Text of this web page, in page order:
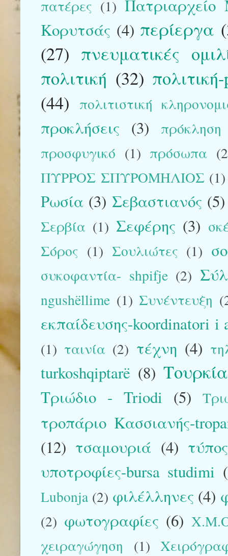
πατέρες (1) Πατριαρχείο
Κορυτσάς (4) περίεργα
(27) πνευματικές
πολιτική (32)
(44) πολιτιστική
προκλήσεις (3)
πρόκληση
προσφυγικό (1) πρόσωπα
ΠΥΡΡΟΣ ΣΠΥΡΟΜΗΛΙΟΣ (1)
Ρωσία (3) Σεβαστιανός (5)
Σερβία (1) Σεφέρης (3)
Σόρος (1) Σουλιώτες (1)
συκοφαντία- shpifje (2)
ngushëllime (1) Συνέντευξη
εκπαίδευσης-koordinatori i
(1) ταινία (2) τέχνη (4)
turkoshqiptarë (8) Τουρκία
Τριώδιο - Triodi (5)
τροπάριο Κασσιανής-
(12) τσαμουριά (4) τύπος
υποτροφίες-bursa studimi
Lubonja (2) φιλέλληνες (4)
(2) φωτογραφίες (6)
χειραγώγηση
(1)